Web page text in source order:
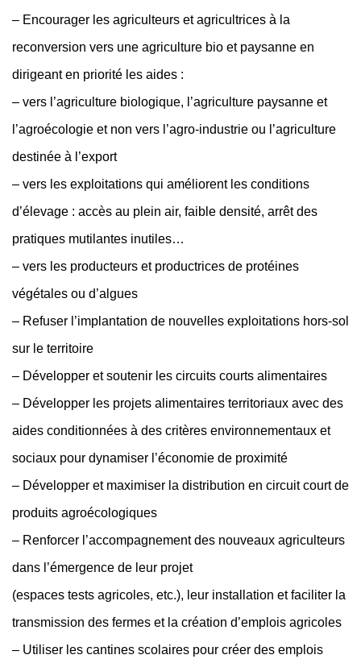
– Encourager les agriculteurs et agricultrices à la
reconversion vers une agriculture bio et paysanne en
dirigeant en priorité les aides :
– vers l’agriculture biologique, l’agriculture paysanne et
l’agroécologie et non vers l’agro-industrie ou l’agriculture
destinée à l’export
– vers les exploitations qui améliorent les conditions
d’élevage : accès au plein air, faible densité, arrêt des
pratiques mutilantes inutiles…
– vers les producteurs et productrices de protéines
végétales ou d’algues
– Refuser l’implantation de nouvelles exploitations hors-sol
sur le territoire
– Développer et soutenir les circuits courts alimentaires
– Développer les projets alimentaires territoriaux avec des
aides conditionnées à des critères environnementaux et
sociaux pour dynamiser l’économie de proximité
– Développer et maximiser la distribution en circuit court de
produits agroécologiques
– Renforcer l’accompagnement des nouveaux agriculteurs
dans l’émergence de leur projet
(espaces tests agricoles, etc.), leur installation et faciliter la
transmission des fermes et la création d’emplois agricoles
– Utiliser les cantines scolaires pour créer des emplois